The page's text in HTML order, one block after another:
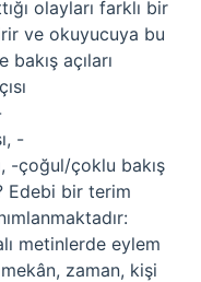
olayları farklı bir
ve okuyucuya bu
bakış açıları
-
-çoğul/çoklu bakış
Edebi bir terim
metinlerde eylem
zaman, kişi